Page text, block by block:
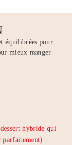
équilibrées pour
mieux manger
hybride qui
parfaitement)